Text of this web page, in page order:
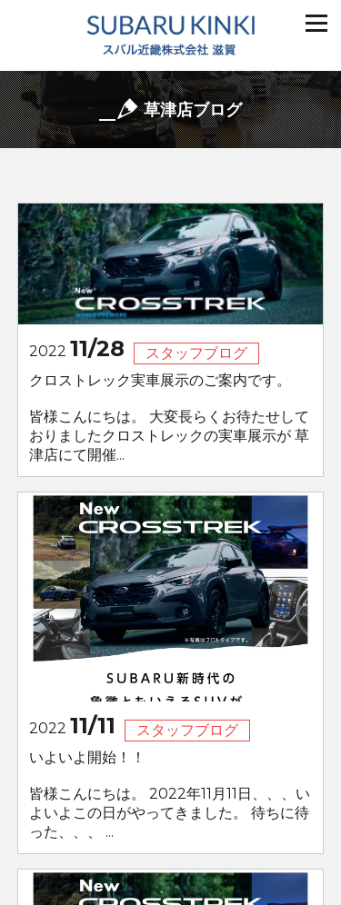
草津店ブログ
2022 11/28
スタッフブログ
クロストレック実車展示のご案内です。
皆様こんにちは。 大変長らくお待たせして
おりましたクロストレックの実車展示が 草
津店にて開催...
2022 11/11
スタッフブログ
いよいよ開始！！
皆様こんにちは。 2022年11月11日、、、い
よいよこの日がやってきました。 待ちに待
った、、、 ...